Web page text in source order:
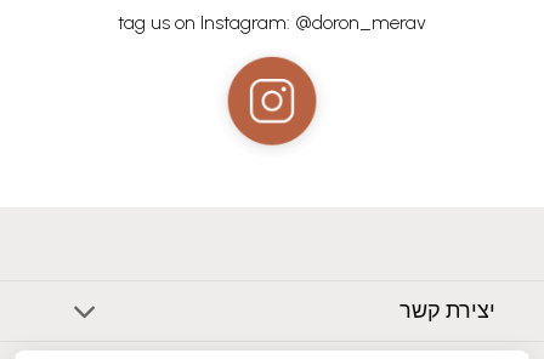
tag us on Instagram: @doron_merav
יצירת קשר